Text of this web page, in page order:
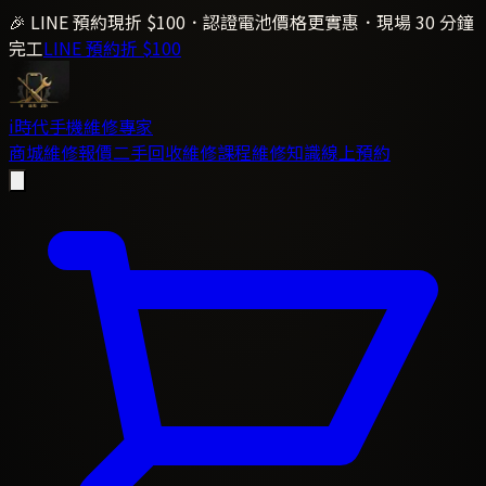
🎉 LINE 預約現折 $100．認證電池價格更實惠．現場 30 分鐘
完工LINE 預約折 $100
i時代手機維修專家
商城維修報價二手回收維修課程維修知識線上預約